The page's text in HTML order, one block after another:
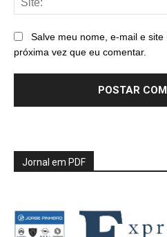
Salve meu nome, e-mail e
próxima vez que eu comentar.
Jornal em PDF